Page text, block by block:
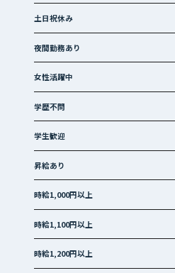
土日祝休み
夜間勤務あり
女性活躍中
学歴不問
学生歓迎
昇給あり
時給1,000円以上
時給1,100円以上
時給1,200円以上